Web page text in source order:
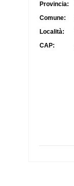
Provincia:
Comune:
Località:
CAP: